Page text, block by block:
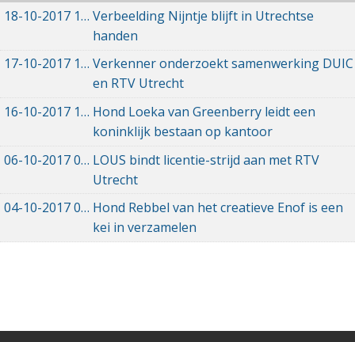
18-10-2017 18-10-2017 16:38
Verbeelding Nijntje blijft in Utrechtse
handen
17-10-2017 17-10-2017 13:53
Verkenner onderzoekt samenwerking DUIC
en RTV Utrecht
16-10-2017 16-10-2017 14:10
Hond Loeka van Greenberry leidt een
koninklijk bestaan op kantoor
06-10-201706-10-2017 08:21
LOUS bindt licentie-strijd aan met RTV
Utrecht
04-10-201704-10-2017 15:30
Hond Rebbel van het creatieve Enof is een
kei in verzamelen